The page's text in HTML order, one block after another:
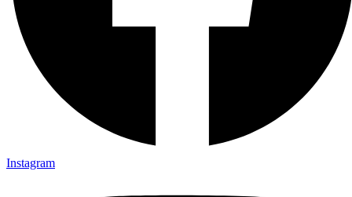
Instagram